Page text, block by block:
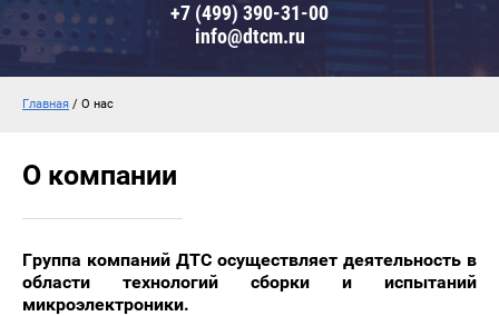
+7 (499) 390-31-00
info@dtcm.ru
Главная / О нас
О компании
Группа компаний ДТС осуществляет деятельность в
области технологий сборки и испытаний
микроэлектроники.